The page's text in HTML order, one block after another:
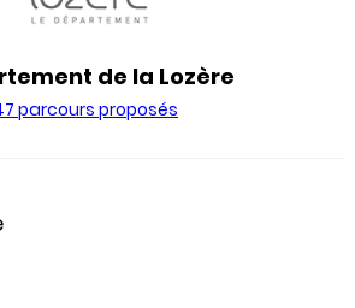
de la Lozère
parcours proposés